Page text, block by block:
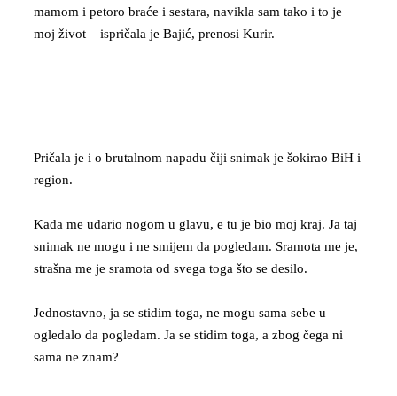
mamom i petoro braće i sestara, navikla sam tako i to je
moj život – ispričala je Bajić, prenosi Kurir.
Pričala je i o brutalnom napadu čiji snimak je šokirao BiH i
region.
Kada me udario nogom u glavu, e tu je bio moj kraj. Ja taj
snimak ne mogu i ne smijem da pogledam. Sramota me je,
strašna me je sramota od svega toga što se desilo.
Jednostavno, ja se stidim toga, ne mogu sama sebe u
ogledalo da pogledam. Ja se stidim toga, a zbog čega ni
sama ne znam?